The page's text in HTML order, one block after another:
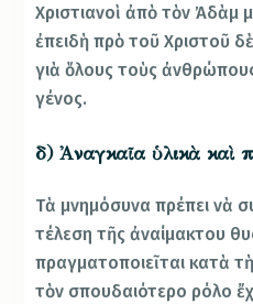
Χριστιανοὶ ἀπὸ τὸν Ἀδὰμ
ἐπειδὴ πρὸ τοῦ Χριστοῦ
γιὰ ὅλους τοὺς
γένος.
δ) Ἀναγκαῖα ὑλικὰ καὶ
Τὰ μνημόσυνα πρέπει νὰ
τέλεση τῆς ἀναίμακτου
πραγματοποιεῖται κατὰ
τὸν σπουδαιότερο ρόλο